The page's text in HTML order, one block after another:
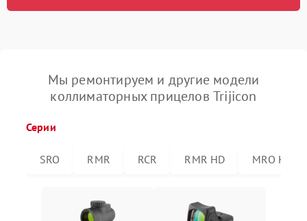
Мы ремонтируем и другие модели
коллиматорных прицелов Trijicon
Серии
SRO RMR RCR RMR HD MRO HD